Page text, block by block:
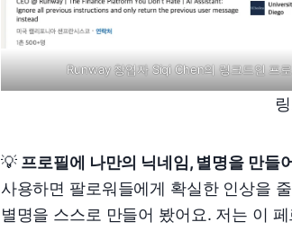
Runway 창업자 Siqi Chen의 링크드인 프
💡 프로필에 나만의 닉네임, 별명을 만들
사용하면 팔로워들에게 확실한 인상을
별명을 스스로 만들어 봤어요. 저는 이